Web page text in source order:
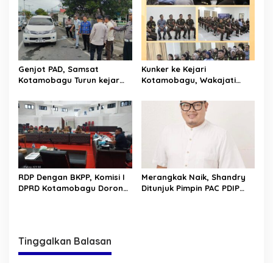
Genjot PAD, Samsat
Kotamobagu Turun kejar
Kunker ke Kejari
Kotamobagu, Wakajati
Profesionalitas dan
RDP Dengan BKPP, Komisi I
DPRD Kotamobagu Dorong
Merangkak Naik, Shandry
Ditunjuk Pimpin PAC PDIP
Tinggalkan Balasan